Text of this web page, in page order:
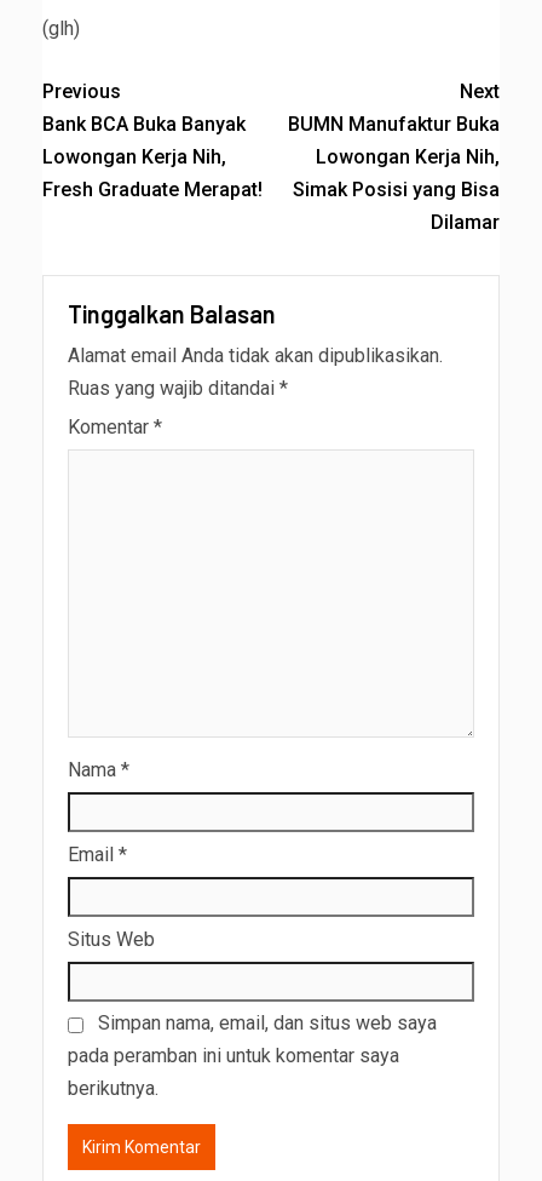
(glh)
Previous
Bank BCA Buka Banyak
Lowongan Kerja Nih,
Fresh Graduate Merapat!
Next
BUMN Manufaktur Buka
Lowongan Kerja Nih,
Simak Posisi yang Bisa
Dilamar
Tinggalkan Balasan
Alamat email Anda tidak akan dipublikasikan.
Ruas yang wajib ditandai *
Komentar *
Nama *
Email *
Situs Web
Simpan nama, email, dan situs web saya
pada peramban ini untuk komentar saya
berikutnya.